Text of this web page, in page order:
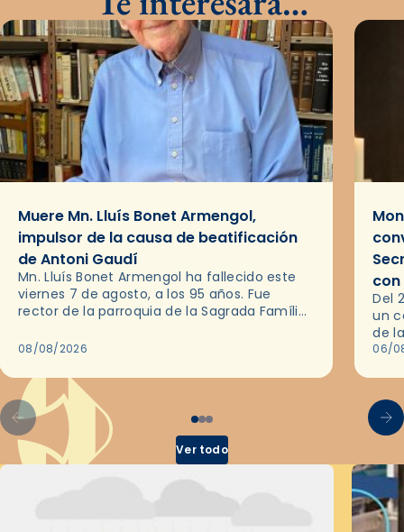
Muere Mn. Lluís Bonet Armengol,
impulsor de la causa de beatificación
de Antoni Gaudí
Mn. Lluís Bonet Armengol ha fallecido este
viernes 7 de agosto, a los 95 años. Fue
rector de la parroquia de la Sagrada Família
08/08/2026
Del
un
de
en
06/
Ver todo